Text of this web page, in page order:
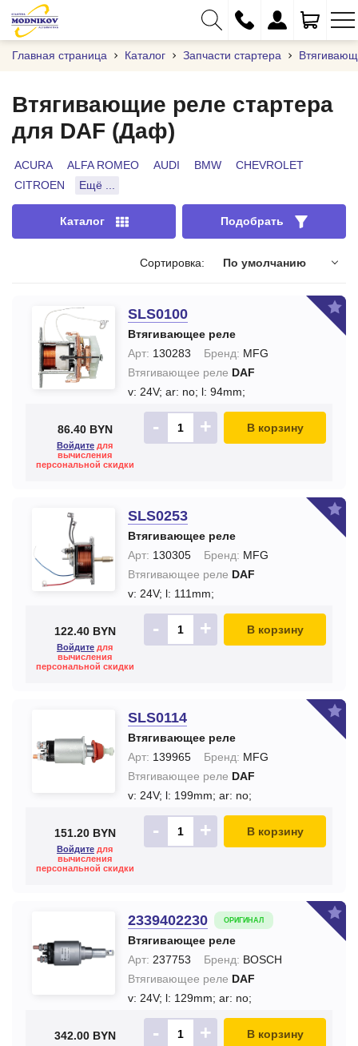
+375 (29) 333-01-01
+375 (17) 373-97-09
info@modnikov.com
Главная страница Каталог Запчасти стартера
Втягивающие реле стартера
для DAF (Даф)
ACURA ALFA ROMEO AUDI BMW
CHEVROLET
CITROEN
Ещё ...
Каталог Подобрать
Сортировка: По умолчанию
SLS0100
Втягивающее реле
Арт: 130283 Бренд: MFG
Втягивающее реле DAF
v: 24V; ar: no; l: 94mm;
86.40 BYN
Войдите для
вычисления
персональной скидки
- + В корзину
SLS0253
Втягивающее реле
Арт: 130305 Бренд: MFG
Втягивающее реле DAF
v: 24V; l: 111mm;
122.40 BYN
Войдите для
вычисления
персональной скидки
- + В корзину
SLS0114
Втягивающее реле
Арт: 139965 Бренд: MFG
Втягивающее реле DAF
v: 24V; l: 199mm; ar: no;
151.20 BYN
Войдите для
вычисления
персональной скидки
- + В корзину
2339402230 ОРИГИНАЛ
Втягивающее реле
Арт: 237753 Бренд: BOSCH
Втягивающее реле DAF
v: 24V; l: 129mm; ar: no;
342.00 BYN - + В корзину